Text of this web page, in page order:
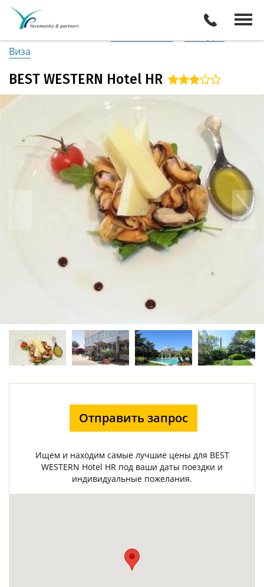
Италия
Виза
BEST WESTERN Hotel HR
Отправить запрос
Ищем и находим самые лучшие цены для BEST
WESTERN Hotel HR под ваши даты поездки и
индивидуальные пожелания.